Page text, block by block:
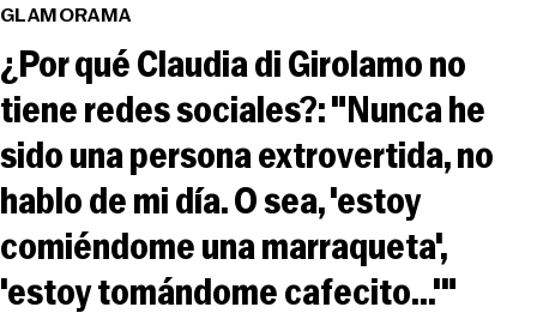
GLAMORAMA
¿Por qué Claudia di Girolamo no
tiene redes sociales?: "Nunca he
sido una persona extrovertida, no
hablo de mi día. O sea, 'estoy
comiéndome una marraqueta',
'estoy tomándome cafecito...'"